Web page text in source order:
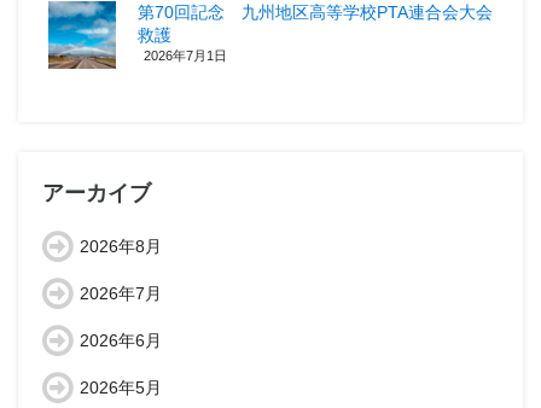
第70回記念 九州地区高等学校PTA連合会大会
救護
2026年7月1日
アーカイブ
2026年8月
2026年7月
2026年6月
2026年5月